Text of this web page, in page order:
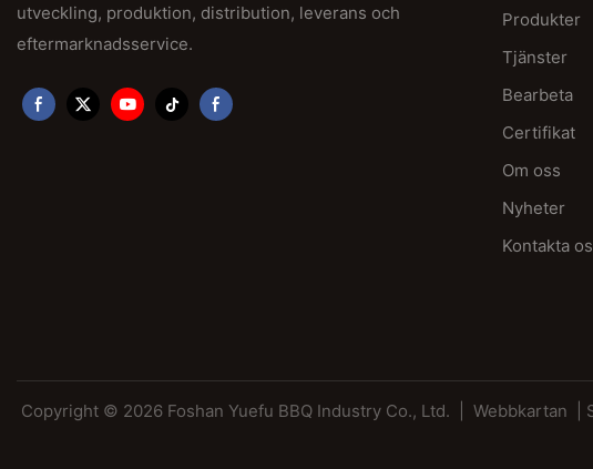
utveckling, produktion, distribution, leverans och
eftermarknadsservice.
Produkter
Tjänster
Bearbeta
Certifikat
Om oss
Nyheter
Kontakta
Copyright © 2026 Foshan Yuefu BBQ Industry Co., Ltd. | Webbkartan |